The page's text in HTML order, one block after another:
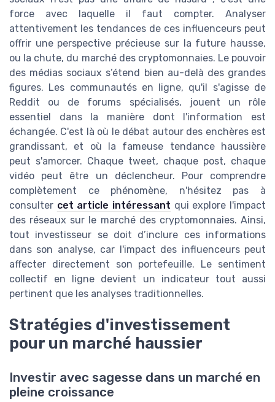
force avec laquelle il faut compter. Analyser
attentivement les tendances de ces influenceurs peut
offrir une perspective précieuse sur la future hausse,
ou la chute, du marché des cryptomonnaies. Le pouvoir
des médias sociaux s’étend bien au-delà des grandes
figures. Les communautés en ligne, qu'il s'agisse de
Reddit ou de forums spécialisés, jouent un rôle
essentiel dans la manière dont l'information est
échangée. C'est là où le débat autour des enchères est
grandissant, et où la fameuse tendance haussière
peut s'amorcer. Chaque tweet, chaque post, chaque
vidéo peut être un déclencheur. Pour comprendre
complètement ce phénomène, n'hésitez pas à
consulter cet article intéressant qui explore l'impact
des réseaux sur le marché des cryptomonnaies. Ainsi,
tout investisseur se doit d’inclure ces informations
dans son analyse, car l'impact des influenceurs peut
affecter directement son portefeuille. Le sentiment
collectif en ligne devient un indicateur tout aussi
pertinent que les analyses traditionnelles.
Stratégies d'investissement
pour un marché haussier
Investir avec sagesse dans un marché en
pleine croissance